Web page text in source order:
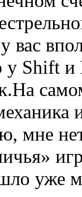
вас
у Shift
мне
уже